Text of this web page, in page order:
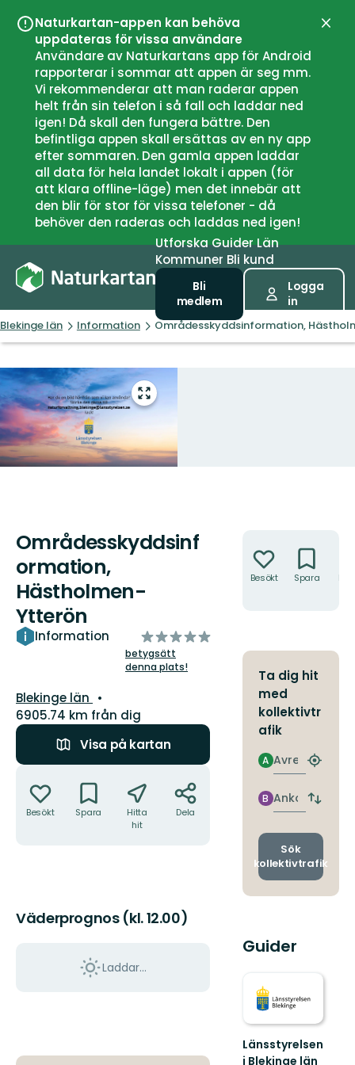
Naturkartan-appen kan behöva
uppdateras för vissa användare
Användare av Naturkartans app för Android
rapporterar i sommar att appen är seg mm.
Vi rekommenderar att man raderar appen
helt från sin telefon i så fall och laddar ned
igen! Då skall den fungera bättre. Den
befintliga appen skall ersättas av en ny app
efter sommaren. Den gamla appen laddar
all data för hela landet lokalt i appen (för
att klara offline-läge) men det innebär att
den blir för stor för vissa telefoner - då
behöver den raderas och laddas ned igen!
UtforskaGuiderLän
Kommuner Bli kund
Bli
medlem
Logga
in
Blekinge län Information Områdesskyddsinformation,
Gå
till
Områdesskyddsinf
ormation,
Hästholmen-
Ytterön
Information
av
5
stjärnor
betygsätt
denna plats!
Län:
Blekinge län
6905.74 km från dig
Visa på kartan
Besökt Spara
Hitta
hit
Dela
Väderprognos (kl. 12.00)
Laddar...
Besökt Spara
Ta dig hit
med
kollektivtr
afik
Avresa
A
Hitta
Ankomst
B
Byt
och
Sök
kollektivtrafik
Guider
Länsstyrelsen
i Blekinge län